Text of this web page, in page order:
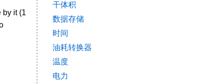
by it (1
干体积
数据存储
时间
油耗转换器
温度
电力